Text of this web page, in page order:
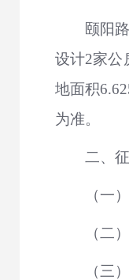
颐阳
设计2家公
地面积
为准。
二、
（一
（二
（三